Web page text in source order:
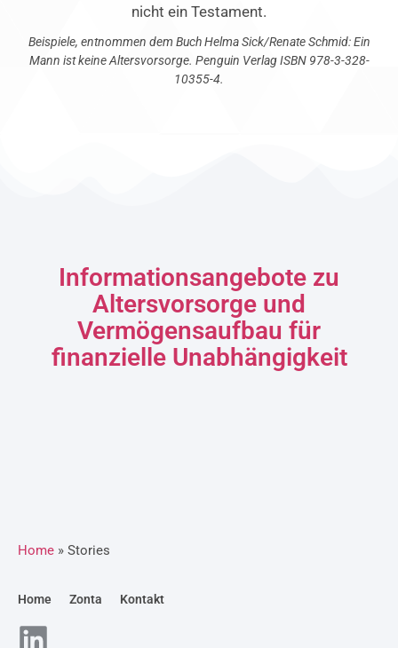
nicht ein Testament.
Beispiele, entnommen dem Buch Helma Sick/Renate Schmid: Ein
Mann ist keine Altersvorsorge. Penguin Verlag ISBN 978-3-328-
10355-4.
Informationsangebote zu
Altersvorsorge und
Vermögensaufbau für
finanzielle Unabhängigkeit
Home Zonta Kontakt
Home » Stories
L